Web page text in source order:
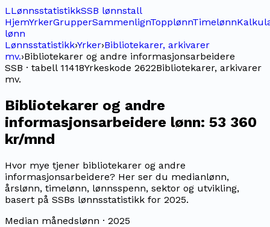
LLønnsstatistikkSSB lønnstall
HjemYrkerGrupperSammenlignTopplønnTimelønn
lønn
Lønnsstatistikk›Yrker›Bibliotekarer, arkivarer
mv.›Bibliotekarer og andre informasjonsarbeidere
SSB · tabell 11418Yrkeskode 2622Bibliotekarer, arkivarer
mv.
Bibliotekarer og andre
informasjonsarbeidere lønn: 53 360
kr/mnd
Hvor mye tjener bibliotekarer og andre
informasjonsarbeidere? Her ser du medianlønn,
årslønn, timelønn, lønnsspenn, sektor og utvikling,
basert på SSBs lønnsstatistikk for 2025.
Median månedslønn · 2025